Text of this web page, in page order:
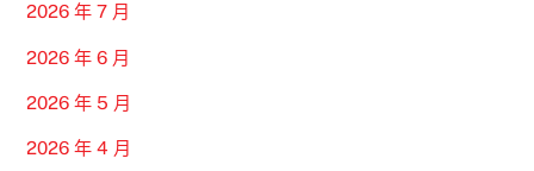
2026 年 7 月
2026 年 6 月
2026 年 5 月
2026 年 4 月